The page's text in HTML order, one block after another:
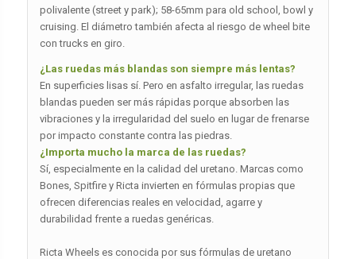
polivalente (street y park); 58-65mm para old school, bowl y
cruising. El diámetro también afecta al riesgo de wheel bite
con trucks en giro.
¿Las ruedas más blandas son siempre más lentas?
En superficies lisas sí. Pero en asfalto irregular, las ruedas
blandas pueden ser más rápidas porque absorben las
vibraciones y la irregularidad del suelo en lugar de frenarse
por impacto constante contra las piedras.
¿Importa mucho la marca de las ruedas?
Sí, especialmente en la calidad del uretano. Marcas como
Bones, Spitfire y Ricta invierten en fórmulas propias que
ofrecen diferencias reales en velocidad, agarre y
durabilidad frente a ruedas genéricas.
Ricta Wheels es conocida por sus fórmulas de uretano